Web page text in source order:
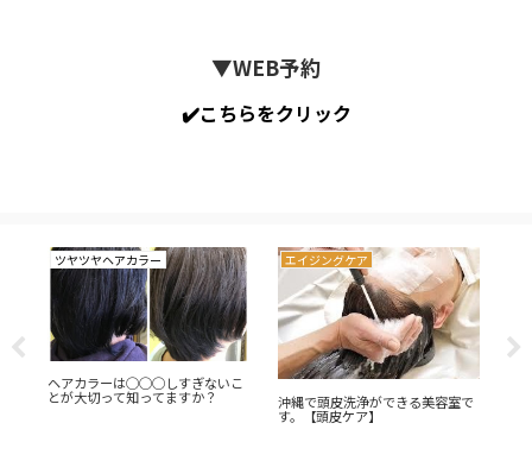
▼WEB予約
✔️こちらをクリック
ツヤツヤヘアカラー
ヘアカラーは◯◯◯しすぎないこ
とが大切って知ってますか？
エイジングケア
沖縄で頭皮洗浄ができる美容室で
す。【頭皮ケア】